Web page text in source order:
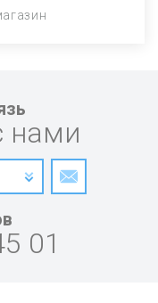
нами
01